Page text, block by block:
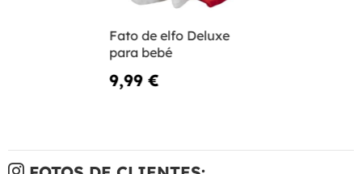
Fato de elfo Deluxe
para bebé
9,99 €